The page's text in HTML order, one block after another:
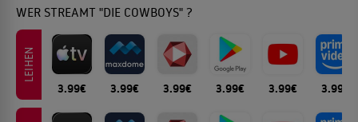
WER STREAMT "DIE COWBOYS" ?
LEIHEN
3.99€ 3.99€ 3.99€ 3.99€ 3.99€ 3.99€